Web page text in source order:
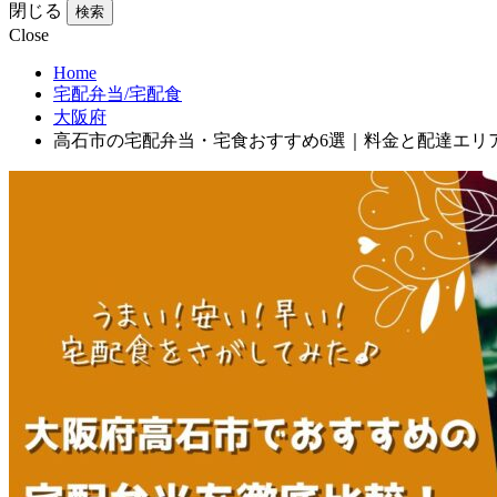
閉じる 検索
Close
Home
宅配弁当/宅配食
大阪府
高石市の宅配弁当・宅食おすすめ6選｜料金と配達エリ